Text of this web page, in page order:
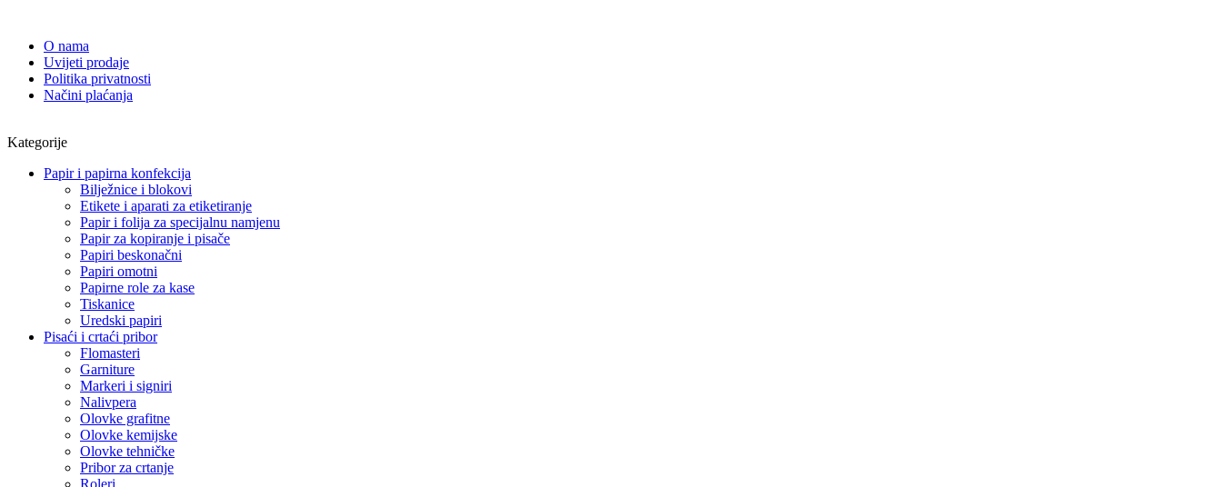
O nama
Uvijeti prodaje
Politika privatnosti
Načini plaćanja
Kategorije
Papir i papirna konfekcija
Bilježnice i blokovi
Etikete i aparati za etiketiranje
Papir i folija za specijalnu namjenu
Papir za kopiranje i pisače
Papiri beskonačni
Papiri omotni
Papirne role za kase
Tiskanice
Uredski papiri
Pisaći i crtaći pribor
Flomasteri
Garniture
Markeri i signiri
Nalivpera
Olovke grafitne
Olovke kemijske
Olovke tehničke
Pribor za crtanje
Roleri